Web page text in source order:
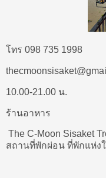
โทร 098 735 1998
10.00-21.00 น.
ร้านอาหาร
The C-Moon Sisaket
สถานที่พักผ่อน ที่พักแห่ง